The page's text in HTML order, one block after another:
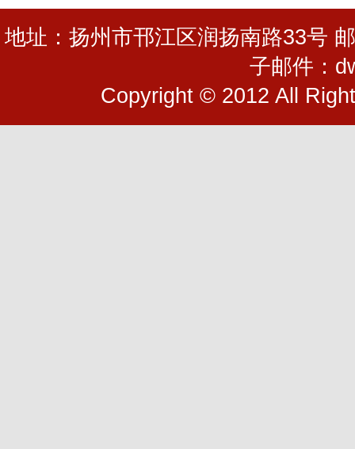
地址：扬州市邗江区润扬南路33号
子邮件：
Copyright © 2012 All